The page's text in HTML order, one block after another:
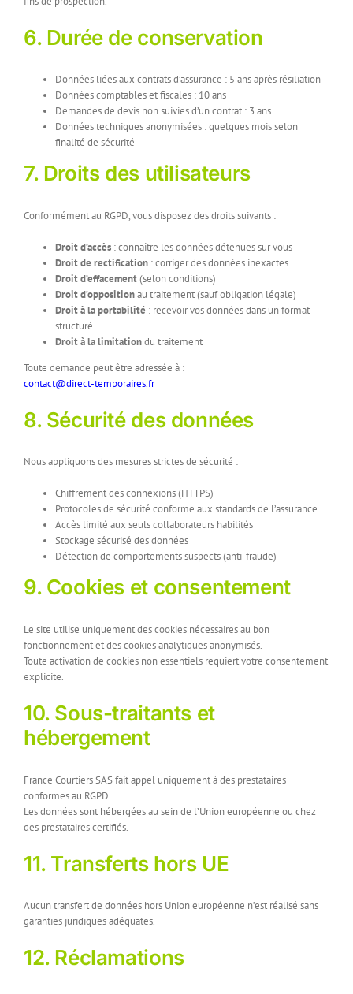
6. Durée de conservation
Données liées aux contrats d’assurance : 5 ans après résiliation
Données comptables et fiscales : 10 ans
Demandes de devis non suivies d’un contrat : 3 ans
Données techniques anonymisées : quelques mois selon
finalité de sécurité
7. Droits des utilisateurs
Conformément au RGPD, vous disposez des droits suivants :
Droit d’accès: connaître les données détenues sur vous
Droit de rectification: corriger des données inexactes
Droit d’effacement(selon conditions)
Droit d’oppositionau traitement (sauf obligation légale)
Droit à la portabilité : recevoir vos données dans un format
structuré
Droit à la limitationdu traitement
Toute demande peut être adressée à :
contact@direct-temporaires.fr
8. Sécurité des données
Nous appliquons des mesures strictes de sécurité :
Chiffrement des connexions (HTTPS)
Protocoles de sécurité conforme aux standards de l’assurance
Accès limité aux seuls collaborateurs habilités
Stockage sécurisé des données
Détection de comportements suspects (anti-fraude)
9. Cookies et consentement
Le site utilise uniquement des cookies nécessaires au bon
fonctionnement et des cookies analytiques anonymisés.
Toute activation de cookies non essentiels requiert votre consentement
explicite.
10. Sous-traitants et
hébergement
France Courtiers SAS fait appel uniquement à des prestataires
conformes au RGPD.
Les données sont hébergées au sein de l’Union européenne ou chez
des prestataires certifiés.
11. Transferts hors UE
Aucun transfert de données hors Union européenne n’est réalisé sans
garanties juridiques adéquates.
12. Réclamations